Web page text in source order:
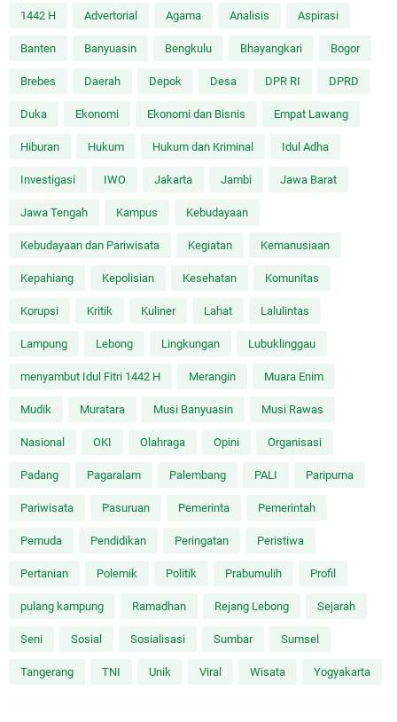
1442 H Advertorial Agama Analisis Aspirasi
Banten Banyuasin Bengkulu Bhayangkari Bogor
Brebes Daerah Depok Desa DPR RI DPRD
Duka Ekonomi Ekonomi dan Bisnis Empat Lawang
Hiburan Hukum Hukum dan Kriminal Idul Adha
Investigasi IWO Jakarta Jambi Jawa Barat
Jawa Tengah Kampus Kebudayaan
Kebudayaan dan Pariwisata Kegiatan Kemanusiaan
Kepahiang Kepolisian Kesehatan Komunitas
Korupsi Kritik Kuliner Lahat Lalulintas
Lampung Lebong Lingkungan Lubuklinggau
menyambut Idul Fitri 1442 H Merangin Muara Enim
Mudik Muratara Musi Banyuasin Musi Rawas
Nasional OKI Olahraga Opini Organisasi
Padang Pagaralam Palembang PALI Paripurna
Pariwisata Pasuruan Pemerinta Pemerintah
Pemuda Pendidikan Peringatan Peristiwa
Pertanian Polemik Politik Prabumulih Profil
pulang kampung Ramadhan Rejang Lebong Sejarah
Seni Sosial Sosialisasi Sumbar Sumsel
Tangerang TNI Unik Viral Wisata Yogyakarta